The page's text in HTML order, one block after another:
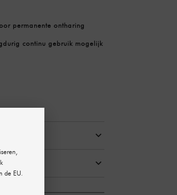
permanente ontharing
continu gebruik mogelijk
de EU.